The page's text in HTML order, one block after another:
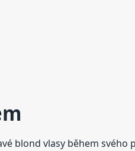
blond vlasy během